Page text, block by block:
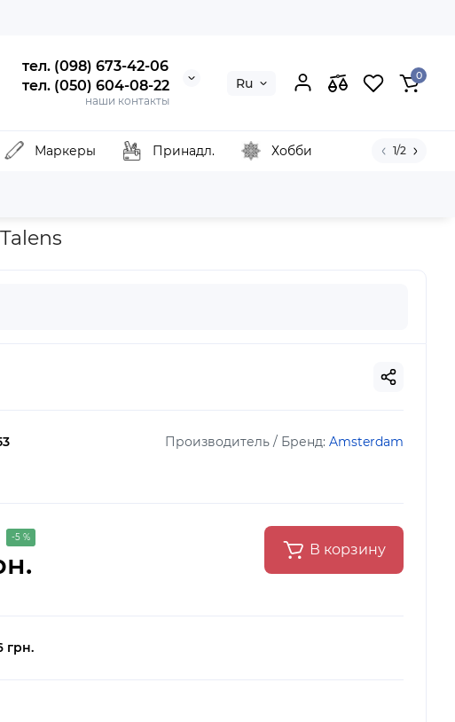
тел. (098) 673-42-06
тел. (050) 604-08-22
наши контакты
Ru 0
Маркеры Принадл. Хобби 1/2
мл, Royal Talens
Производитель / Бренд: Amsterdam
-5 %
В корзину
грн.